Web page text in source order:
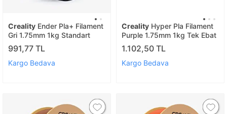
Creality Ender Pla+ Filament
Gri 1.75mm 1kg Standart
991,77 TL
Kargo Bedava
Creality Hyper Pla Filament
Purple 1.75mm 1kg Tek Ebat
1.102,50 TL
Kargo Bedava